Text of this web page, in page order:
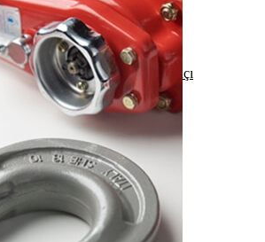
Sapanlar (Grade 60)
Çektirme / Şaryo / Kiriş Kıskaçı